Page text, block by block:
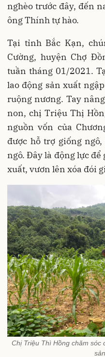
nghèo trước đây, đến
ông Thính tự hào.
Tại tỉnh Bắc Kạn,
Cường, huyện Chợ
tuần tháng 01/2021.
lao động sản xuất
ruộng nương. Tay
non, chị Triệu Thị
nguồn vốn của
được hỗ trợ giống
ngô. Đây là động lực
xuất, vươn lên xóa đói
Chị Triệu Thì Hồng chăm sóc